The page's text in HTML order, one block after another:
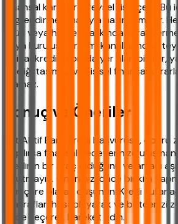
Finansal kararlar bireysel risk içerir. Bu
bilgilendirme amacıyla hazırlanmıştır.
ürün veya hizmet hakkında karar
veya kuruluşun resmi kanallarından
ihtiyackredisi.com'da yer alan bilgiler,
niteliği taşımaz ve kişisel finansal
olamaz.
Sonuç ve Öneriler
Ptt Aktif Bank kredi başvurusu, doğru
yapılırsa finansal hedeflerinize
kredinin bir araç olduğunu ve amacı
unutmayın. Önerimiz; önce birikim
son çare olarak düşünün. Kredi
masrafları hesaplayarak ve bütçenizi
vade seçerek hareket edin.